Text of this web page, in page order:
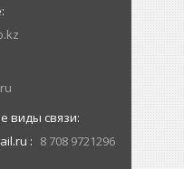
8 708 9721296